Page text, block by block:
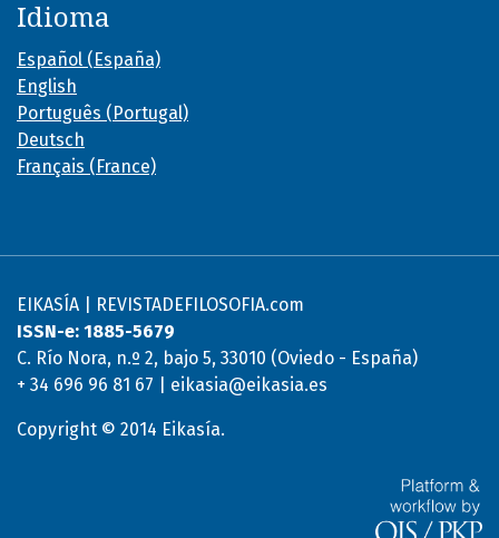
Idioma
Español (España)
English
Português (Portugal)
Deutsch
Français (France)
EIKASÍA | REVISTADEFILOSOFIA.com
ISSN-e: 1885-5679
C. Río Nora, n.º 2, bajo 5, 33010 (Oviedo - España)
+ 34 696 96 81 67 | eikasia@eikasia.es
Copyright © 2014 Eikasía.